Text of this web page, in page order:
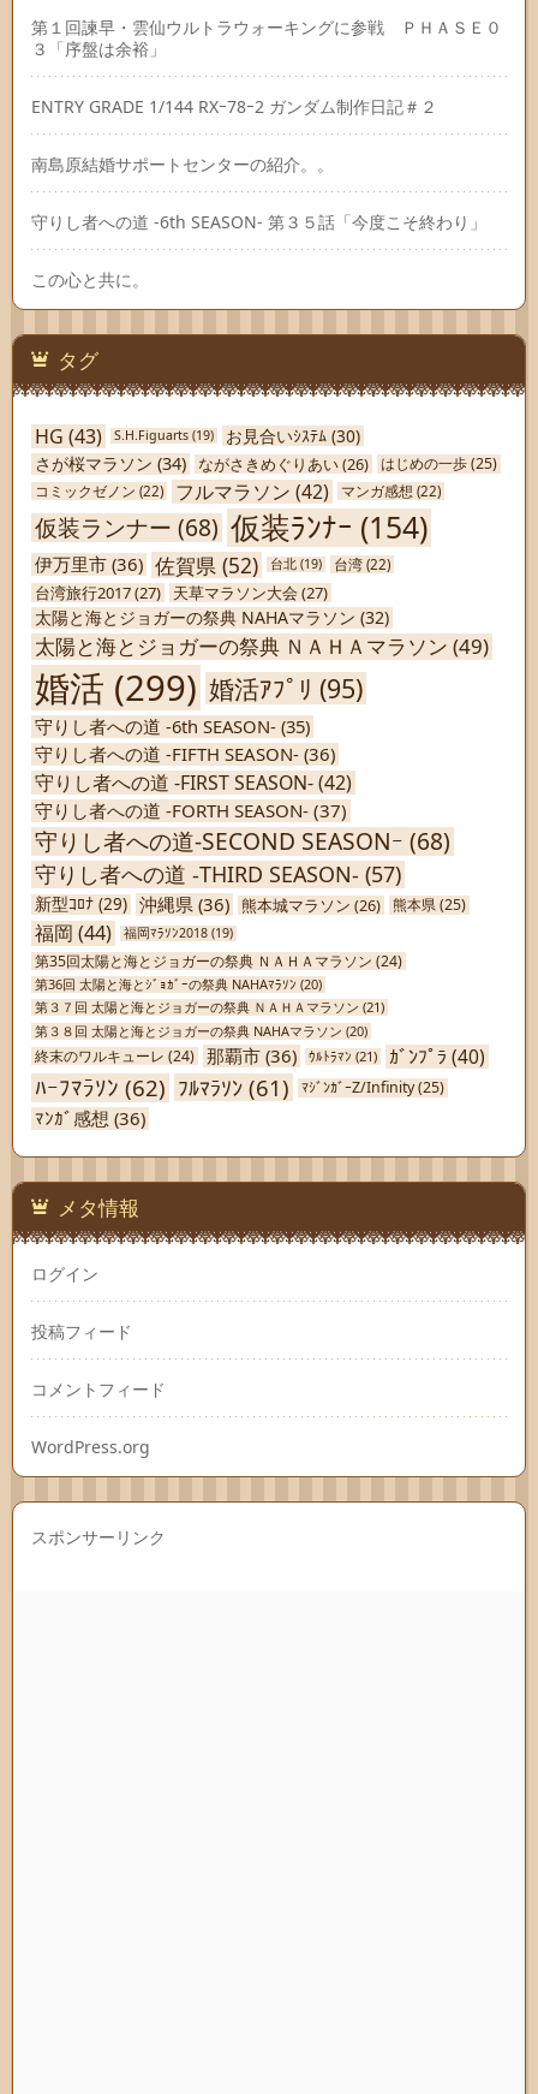
第１回諫早・雲仙ウルトラウォーキングに参戦 ＰＨＡＳＥ０
３「序盤は余裕」
ENTRY GRADE 1/144 RXｰ78ｰ2 ガンダム制作日記＃２
南島原結婚サポートセンターの紹介。。
守りし者への道 -6th SEASON- 第３５話「今度こそ終わり」
この心と共に。
タグ
HG (43) S.H.Figuarts (19) お見合いｼｽﾃﾑ (30)
さが桜マラソン (34) ながさきめぐりあい(26) はじめの一歩(25)
コミックゼノン (22) フルマラソン (42) マンガ感想 (22)
仮装ランナー (68) 仮装ﾗﾝﾅｰ (154)
伊万里市 (36) 佐賀県 (52) 台北 (19) 台湾 (22)
台湾旅行2017(27) 天草マラソン大会 (27)
太陽と海とジョガーの祭典 NAHAマラソン (32)
太陽と海とジョガーの祭典 ＮＡＨＡマラソン (49)
婚活 (299) 婚活ｱﾌﾟﾘ (95)
守りし者への道 -6th SEASON- (35)
守りし者への道 -FIFTH SEASON- (36)
守りし者への道 -FIRST SEASON-(42)
守りし者への道 -FORTH SEASON- (37)
守りし者への道-SECOND SEASONｰ (68)
守りし者への道 -THIRD SEASON- (57)
新型ｺﾛﾅ (29) 沖縄県 (36) 熊本城マラソン (26) 熊本県(25)
福岡 (44) 福岡ﾏﾗｿﾝ2018 (19)
第35回太陽と海とジョガーの祭典 ＮＡＨＡマラソン (24)
第36回 太陽と海とｼﾞｮｶﾞｰの祭典 NAHAﾏﾗｿﾝ (20)
第３７回 太陽と海とジョガーの祭典 ＮＡＨＡマラソン (21)
第３８回 太陽と海とジョガーの祭典 NAHAマラソン (20)
終末のワルキューレ (24) 那覇市 (36) ｳﾙﾄﾗﾏﾝ (21) ｶﾞﾝﾌﾟﾗ (40)
ﾊｰﾌﾏﾗｿﾝ (62) ﾌﾙﾏﾗｿﾝ (61) ﾏｼﾞﾝｶﾞｰZ/Infinity(25)
ﾏﾝｶﾞ感想 (36)
メタ情報
ログイン
投稿フィード
コメントフィード
WordPress.org
スポンサーリンク